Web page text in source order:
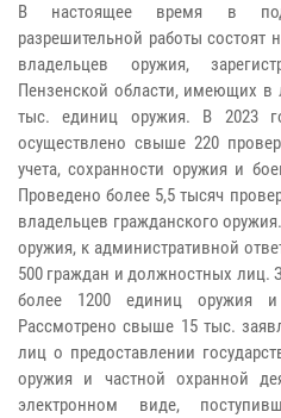
В настоящее время в
разрешительной работы состоят
владельцев оружия,
Пензенской области, имеющих
тыс. единиц оружия. В 2023
осуществлено свыше 220
учета, сохранности оружия и
Проведено более 5,5 тысяч
владельцев гражданского
оружия, к административной
500 граждан и должностных лиц.
более 1200 единиц оружия
Рассмотрено свыше 15 тыс.
лиц о предоставлении
оружия и частной охранной
электронном виде,